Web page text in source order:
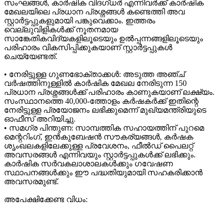
സംഘങ്ങൾ, കാർഷിക വിദഗ്ധർ എന്നിവർക്ക് കാർഷിക
മേഖലയിലെ പ്രധാന പ്രശ്നങ്ങൾ കണ്ടെത്തി അവ
സ്റ്റാർട്ടപ്പുകളുമായി പങ്കുവെക്കാം. ഇത്തരം
വെല്ലുവിളികൾക്ക് നൂതനമായ
സാങ്കേതികവിദ്യകളിലൂടെയും ഉൽപ്പന്നങ്ങളിലൂടെയും
പരിഹാരം വികസിപ്പിക്കുകയാണ് സ്റ്റാർട്ടപ്പുകൾ
ചെയ്യേണ്ടത്.
• നേരിട്ടുള്ള ഗുണഭോക്താക്കൾ: അടുത്ത അഞ്ച്
വർഷത്തിനുള്ളിൽ കാർഷിക മേഖല നേരിടുന്ന 150
പ്രധാന പ്രശ്നങ്ങൾക്ക് പരിഹാരം കാണുകയാണ് ലക്ഷ്യം.
സംസ്ഥാനത്തെ 40,000-ത്തോളം കർഷകർക്ക് ഇതിന്റെ
നേരിട്ടുള്ള പ്രയോജനം ലഭിക്കുമെന്ന് മുഖ്യമന്ത്രിയുടെ
ഓഫീസ് അറിയിച്ചു.
• സമഗ്ര പിന്തുണ: സാമ്പത്തിക സഹായത്തിന് പുറമെ
മെന്ററിംഗ്, ഇൻകുബേഷൻ സൗകര്യങ്ങൾ, കർഷക
ശൃംഖലകളിലേക്കുള്ള പ്രവേശനം, ഫീൽഡ് പൈലറ്റ്
അവസരങ്ങൾ എന്നിവയും സ്റ്റാർട്ടപ്പുകൾക്ക് ലഭിക്കും.
കാർഷിക സർവകലാശാലകൾക്കും ഗവേഷണ
സ്ഥാപനങ്ങൾക്കും ഈ പദ്ധതിയുമായി സഹകരിക്കാൻ
അവസരമുണ്ട്.
അപേക്ഷിക്കേണ്ട വിധം: